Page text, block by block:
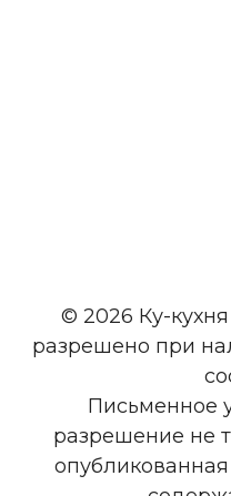
© 2026 Ку-
разрешено при
Письменное
разрешение не